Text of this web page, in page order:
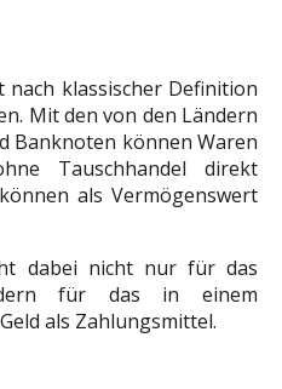
nach klassischer Definition
Mit den von den Ländern
Banknoten können Waren
Tauschhandel direkt
als Vermögenswert
dabei nicht nur für das
für das in einem
als Zahlungsmittel.